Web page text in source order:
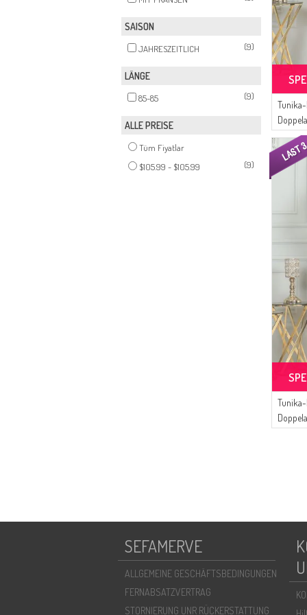
SAISON
JAHRESZEITLICH (9)
LÄNGE
85-85 (9)
ALLE PREISE
Tüm Fiyatlar
$105.99 - $105.99
(9)
Tunika-
Tunika-
SEFAMERVE
ALLGEMEINE GESCHÄFTSBEDINGUNGEN
FERNABSATZVERTRAG
STORNIERUNG UNR RÜCKERSTATTUNG